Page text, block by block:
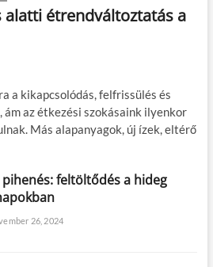
alatti étrendváltoztatás a
a kikapcsolódás, felfrissülés és
ám az étkezési szokásaink ilyenkor
Más alapanyagok, új ízek, eltérő
pihenés: feltöltődés a hideg
26, 2024